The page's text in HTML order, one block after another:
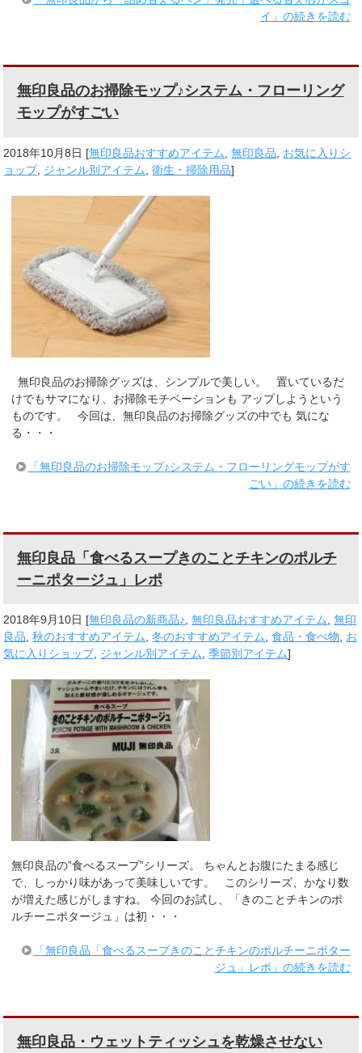
イ」の続きを読む
無印良品のお掃除モップ♪システム・フローリング
モップがすごい
2018年10月8日 [無印良品おすすめアイテム ,無印良品
お気に入りシ
ョップ, ジャンル別アイテム ,衛生・掃除用品]
無印良品のお掃除グッズは、シンプルで美しい。 置いているだ
けでもサマになり、お掃除モチベーションも アップしようという
ものです。 今回は、無印良品のお掃除グッズの中でも 気にな
る・・・
「無印良品のお掃除モップ♪システム・フローリングモップがす
ごい」の続きを読む
無印良品「食べるスープきのことチキンのポルチ
ーニポタージュ」レポ
2018年9月10日 [無印良品の新商品♪ ,無印良品おすすめアイテム ,無印
良品 ,秋のおすすめアイテム ,冬のおすすめアイテム ,食品・食べ物
お
気に入りショップ, ジャンル別アイテム ,季節別アイテム]
無印良品の”食べるスープ”シリーズ。 ちゃんとお腹にたまる感じ
で、しっかり味があって美味しいです。 このシリーズ、かなり数
が増えた感じがしますね。 今回のお試し、「きのことチキンのポ
ルチーニポタージュ」は初・・・
「無印良品「食べるスープきのことチキンのポルチーニポター
ジュ」レポ」の続きを読む
無印良品・ウェットティッシュを乾燥させない